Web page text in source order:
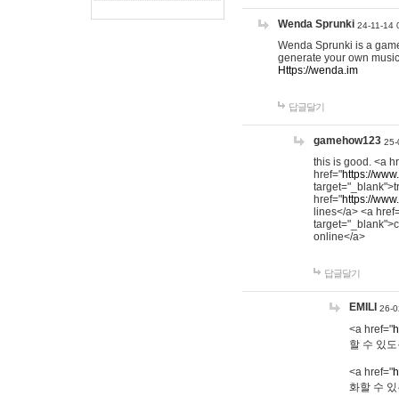
Wenda Sprunki 24-11-14
Wenda Sprunki is a
generate your own
Https://wenda.im
답글달기
gamehow123 25-
this is good. <a
href="https://
href="https://
lines</a> <a
online</a>
답글달기
EMILI 26-
<a href="
할 수 있
<a href="
화할 수